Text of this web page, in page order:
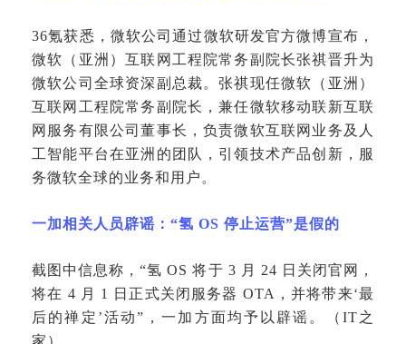
36氪获悉，微软公司通过微软研发官方微博宣布，
微软（亚洲）互联网工程院常务副院长张祺晋升为
微软公司全球资深副总裁。张祺现任微软（亚洲）
互联网工程院常务副院长，兼任微软移动联新互联
网服务有限公司董事长，负责微软互联网业务及人
工智能平台在亚洲的团队，引领技术产品创新，服
务微软全球的业务和用户。
一加相关人员辟谣：“氢 OS 停止运营”是假的
截图中信息称，“氢 OS 将于 3 月 24 日关闭官网，
将在 4 月 1 日正式关闭服务器 OTA，并将带来‘最
后的禅定’活动”，一加方面均予以辟谣。（IT之
家）